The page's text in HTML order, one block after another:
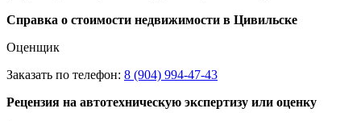
Справка о стоимости недвижимости в Цивильске
Оценщик
Заказать по телефон: 8 (904) 994-47-43
Рецензия на автотехническую экспертизу или оценку